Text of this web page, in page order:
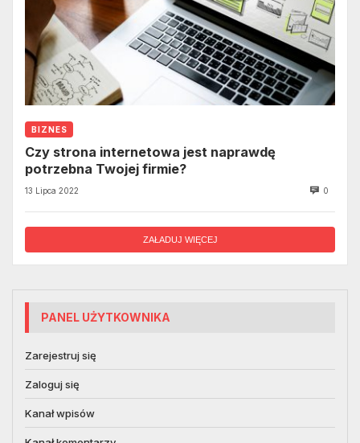
BIZNES
Czy strona internetowa jest naprawdę
potrzebna Twojej firmie?
13 Lipca 2022 0
ZAŁADUJ WIĘCEJ
PANEL UŻYTKOWNIKA
Zarejestruj się
Zaloguj się
Kanał wpisów